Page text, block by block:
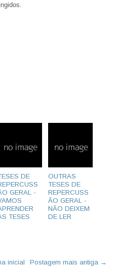
DE
GERAL -
TESES
OUTRAS
TESES DE
REPERCUSS
ÃO GERAL -
NÃO DEIXEM
DE LER
Postagem mais antiga →
inicial